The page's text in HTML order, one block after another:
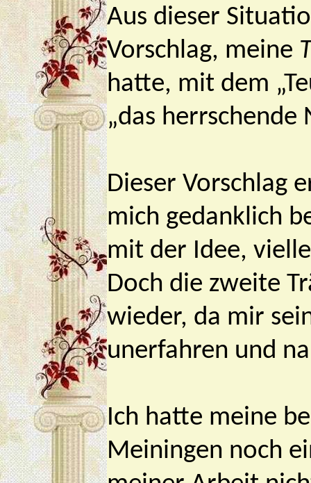
Aus dieser
Vorschlag, meine
hatte, mit dem
„das
Dieser Vorschlag
mich gedanklich
mit der Idee,
Doch die zweite
wieder, da mir
unerfahren und
Ich hatte meine
Meiningen noch